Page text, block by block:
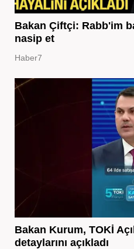
Bakan Çiftçi: Rabb'im
nasip et
Haber7
Bakan Kurum, TOKİ
detaylarını açıkladı